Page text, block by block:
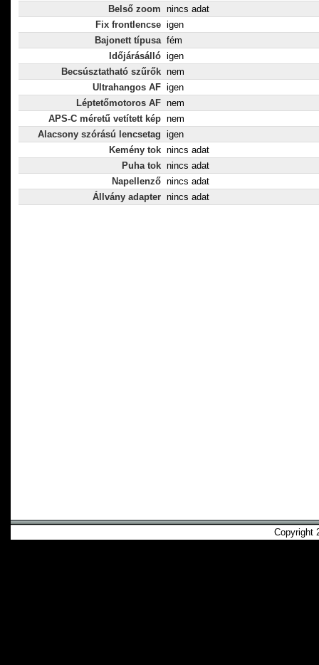
Belső zoom nincs adat
Fix frontlencse igen
Bajonett típusa fém
Időjárásálló igen
Becsúsztatható szűrők nem
Ultrahangos AF igen
Léptetőmotoros AF nem
APS-C méretű vetített kép nem
Alacsony szórású lencsetag igen
Kemény tok nincs adat
Puha tok nincs adat
Napellenző nincs adat
Állvány adapter nincs adat
Copyright